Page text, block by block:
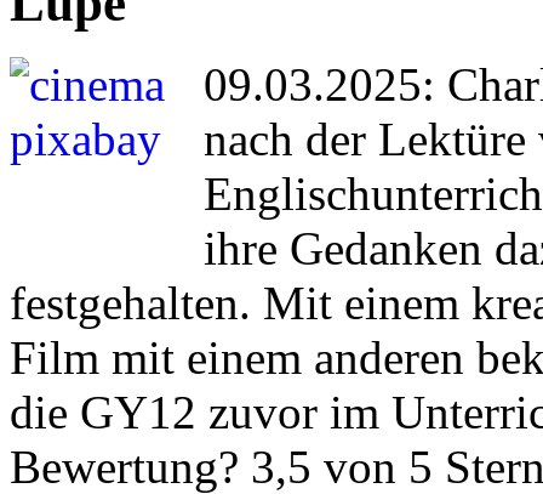
09.03.2025:
nach der
ihre Gedanken
festgehalten. Mit einem
Film mit einem anderen
die GY12 zuvor im
Bewertung? 3,5 von 5